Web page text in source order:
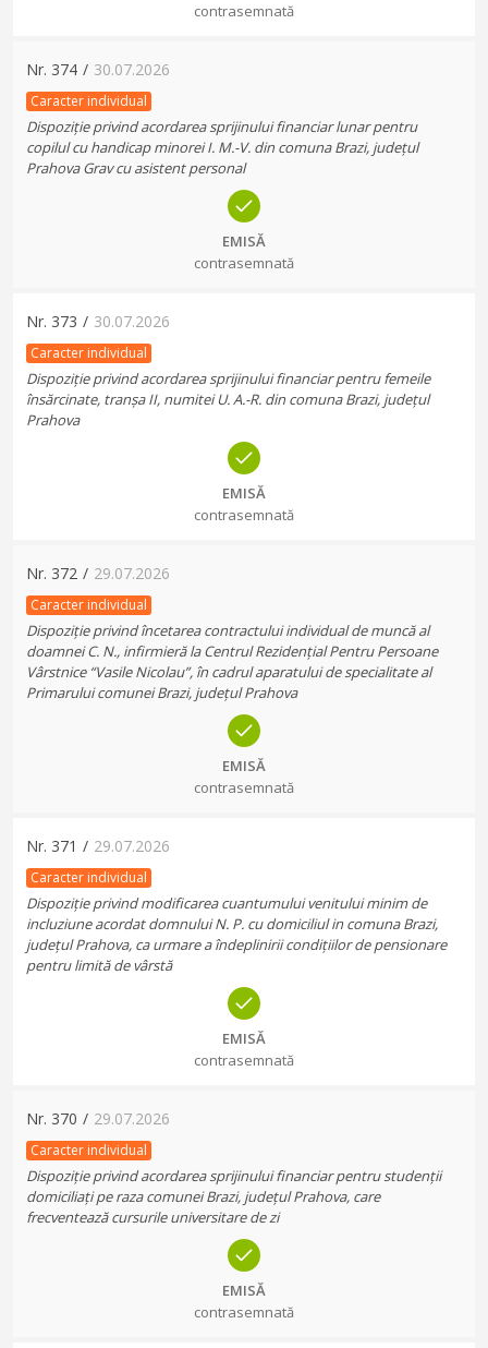
contrasemnată
Nr. 374 / 30.07.2026
Caracter individual
Dispoziție privind acordarea sprijinului financiar lunar pentru
copilul cu handicap minorei I. M.-V. din comuna Brazi, județul
Prahova Grav cu asistent personal
EMISĂ
contrasemnată
Nr. 373 / 30.07.2026
Caracter individual
Dispoziție privind acordarea sprijinului financiar pentru femeile
însărcinate, tranșa II, numitei U. A.-R. din comuna Brazi, județul
Prahova
EMISĂ
contrasemnată
Nr. 372 / 29.07.2026
Caracter individual
Dispoziție privind încetarea contractului individual de muncă al
doamnei C. N., infirmieră la Centrul Rezidențial Pentru Persoane
Vârstnice “Vasile Nicolau”, în cadrul aparatului de specialitate al
Primarului comunei Brazi, județul Prahova
EMISĂ
contrasemnată
Nr. 371 / 29.07.2026
Caracter individual
Dispoziție privind modificarea cuantumului venitului minim de
incluziune acordat domnului N. P. cu domiciliul in comuna Brazi,
județul Prahova, ca urmare a îndeplinirii condițiilor de pensionare
pentru limită de vârstă
EMISĂ
contrasemnată
Nr. 370 / 29.07.2026
Caracter individual
Dispoziție privind acordarea sprijinului financiar pentru studenții
domiciliați pe raza comunei Brazi, județul Prahova, care
frecventează cursurile universitare de zi
EMISĂ
contrasemnată